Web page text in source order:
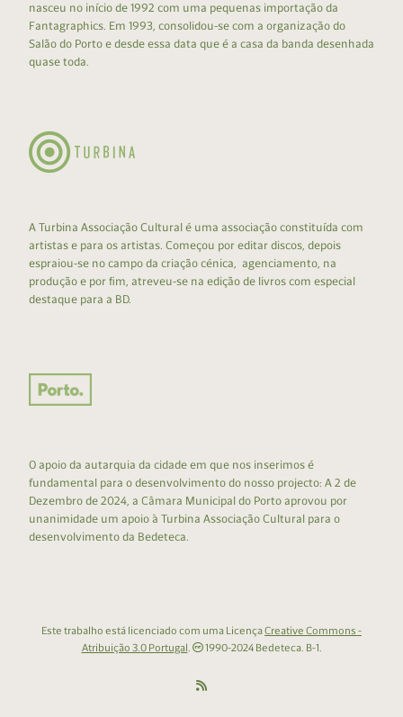
nasceu no início de 1992 com uma pequenas importação da
Fantagraphics. Em 1993, consolidou-se com a organização do
Salão do Porto e desde essa data que é a casa da banda desenhada
quase toda.
A Turbina Associação Cultural é uma associação constituída com
artistas e para os artistas. Começou por editar discos, depois
espraiou-se no campo da criação cénica, agenciamento, na
produção e por fim, atreveu-se na edição de livros com especial
destaque para a BD.
O apoio da autarquia da cidade em que nos inserimos é
fundamental para o desenvolvimento do nosso projecto: A 2 de
Dezembro de 2024, a Câmara Municipal do Porto aprovou por
unanimidade um apoio à Turbina Associação Cultural para o
desenvolvimento da Bedeteca.
Este trabalho está licenciado com uma LicençaCreative Commons -
Atribuição 3.0 Portugal. 1990-2024 Bedeteca. B-1.